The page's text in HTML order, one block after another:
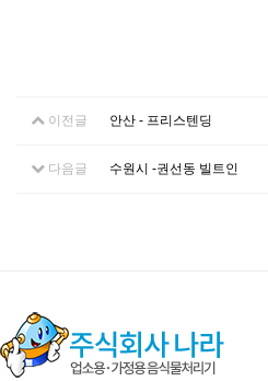
이전글 안산 - 프리스텐딩
다음글 수원시 -권선동 빌트인